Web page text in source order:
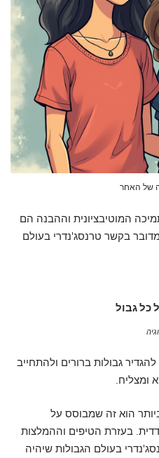
של האחר
המוטיבציונית וההבנה הם
בקשר טרנסג'נדרי בעולם
גבול
גבולות ברורים ולהתחייב
הוא זה שמבוסס על
בעזרת הטיפים וההמלצות
בעולם הגבולות שיהיה